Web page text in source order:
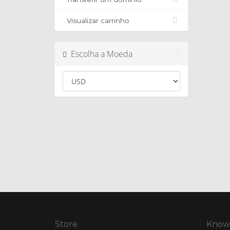
Visualizar carrinho
Escolha a Moeda
Store